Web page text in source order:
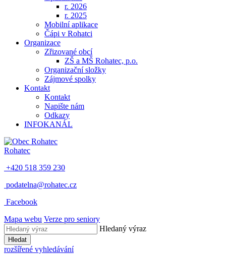
r. 2026
r. 2025
Mobilní aplikace
Čápi v Rohatci
Organizace
Zřizované obcí
ZŠ a MŠ Rohatec, p.o.
Organizační složky
Zájmové spolky
Kontakt
Kontakt
Napište nám
Odkazy
INFOKANÁL
Rohatec
+420 518 359 230
podatelna@rohatec.cz
Facebook
Mapa webu Verze pro seniory
Hledaný výraz
Hledat
rozšířené vyhledávání